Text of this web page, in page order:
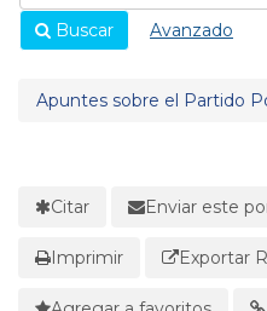
Buscar Avanzado
Apuntes sobre el Partido
Citar Enviar este
Imprimir Exportar